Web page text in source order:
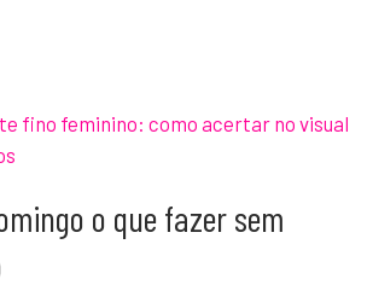
fino feminino: como acertar no visual
o que fazer sem